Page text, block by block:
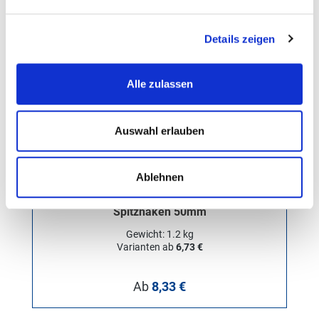
Details zeigen
Alle zulassen
Auswahl erlauben
Ablehnen
Spanngurt Losende 5t mit
Spitzhaken 50mm
Gewicht: 1.2 kg
Varianten ab6,73 €
Regulärer Preis:
Ab8,33 €